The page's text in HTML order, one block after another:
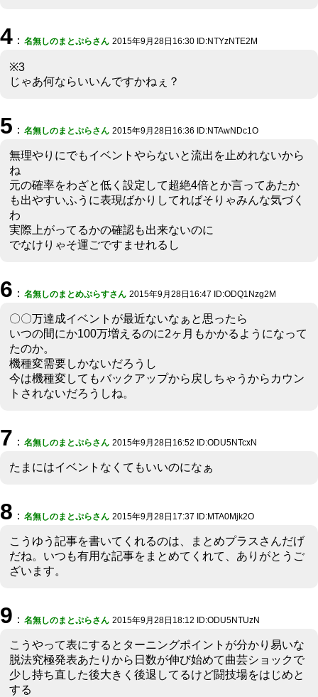
4 ： 名無しのまとぷらさん 2015年9月28日16:30 ID:NTYzNTE2M
※3
じゃあ何ならいいんですかねぇ？
5 ： 名無しのまとぷらさん 2015年9月28日16:36 ID:NTAwNDc1O
無理やりにでもイベントやらないと流出を止めれないから
ね
元の確率をわざと低く設定して超絶4倍とか言ってあたか
も出やすいふうに表現ばかりしてればそりゃみんな気づく
わ
実際上がってるかの確認も出来ないのに
でなけりゃそ運ごですませれるし
6 ： 名無しのまとめぷらすさん 2015年9月28日16:47 ID:ODQ1Nzg2M
〇〇万達成イベントが最近ないなぁと思ったら
いつの間にか100万増えるのに2ヶ月もかかるようになって
たのか。
機種変需要しかないだろうし
今は機種変してもバックアップから戻しちゃうからカウン
トされないだろうしね。
7 ： 名無しのまとぷらさん 2015年9月28日16:52 ID:ODU5NTcxN
たまにはイベントなくてもいいのになぁ
8 ： 名無しのまとぷらさん 2015年9月28日17:37 ID:MTA0Mjk2O
こうゆう記事を書いてくれるのは、まとめプラスさんだげ
だね。いつも有用な記事をまとめてくれて、ありがとうご
ざいます。
9 ： 名無しのまとぷらさん 2015年9月28日18:12 ID:ODU5NTUzN
こうやって表にするとターニングポイントが分かり易いな
脱法究極発表あたりから日数が伸び始めて曲芸ショックで
少し持ち直した後大きく後退してるけど闘技場をはじめと
する